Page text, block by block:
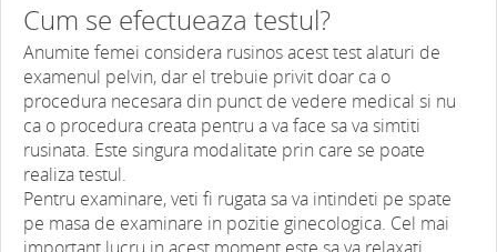
Cum se efectueaza testul?
Anumite femei considera rusinos acest test alaturi de
examenul pelvin, dar el trebuie privit doar ca o
procedura necesara din punct de vedere medical si nu
ca o procedura creata pentru a va face sa va simtiti
rusinata. Este singura modalitate prin care se poate
realiza testul.
Pentru examinare, veti fi rugata sa va intindeti pe spate
pe masa de examinare in pozitie ginecologica. Cel mai